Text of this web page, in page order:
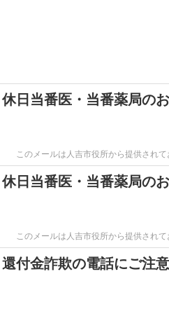
休日当番医・当番薬局の
このメールは人吉市役所から提供され
休日当番医・当番薬局の
このメールは人吉市役所から提供され
還付金詐欺の電話にご注意